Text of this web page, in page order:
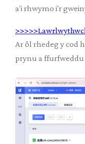
a'i rhwymo i'r
Ar ôl rhedeg y cod
prynu a